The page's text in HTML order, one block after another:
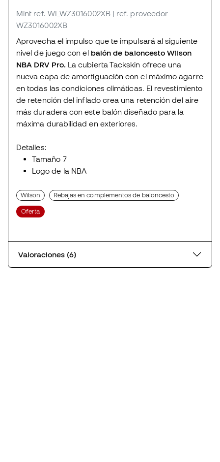
Mint ref. WI_WZ3016002XB | ref. proveedor
WZ3016002XB
Aprovecha el impulso que te impulsará al siguiente
nivel de juego con elbalón de baloncesto Wilson
NBA DRV Pro. La cubierta Tackskin ofrece una
nueva capa de amortiguación con el máximo agarre
en todas las condiciones climáticas. El revestimiento
de retención del inflado crea una retención del aire
más duradera con este balón diseñado para la
máxima durabilidad en exteriores.
Detalles:
Tamaño 7
Logo de la NBA
Wilson Rebajas en complementos de baloncesto
Oferta
Valoraciones (6)